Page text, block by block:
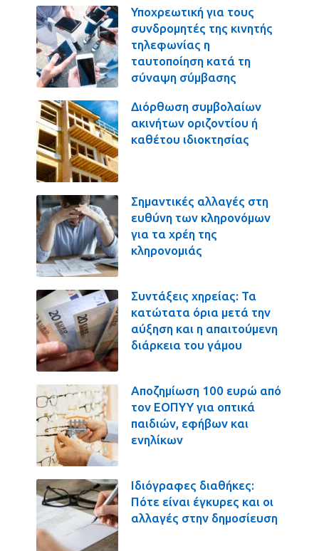
Υποχρεωτική για τους
συνδρομητές της κινητής
τηλεφωνίας η
ταυτοποίηση κατά τη
σύναψη σύμβασης
Διόρθωση συμβολαίων
ακινήτων οριζοντίου ή
καθέτου ιδιοκτησίας
Σημαντικές αλλαγές στη
ευθύνη των κληρονόμων
για τα χρέη της
κληρονομιάς
Συντάξεις χηρείας: Τα
κατώτατα όρια μετά την
αύξηση και η απαιτούμενη
διάρκεια του γάμου
Αποζημίωση 100 ευρώ από
τον ΕΟΠΥΥ για οπτικά
παιδιών, εφήβων και
ενηλίκων
Ιδιόγραφες διαθήκες:
Πότε είναι έγκυρες και οι
αλλαγές στην δημοσίευση